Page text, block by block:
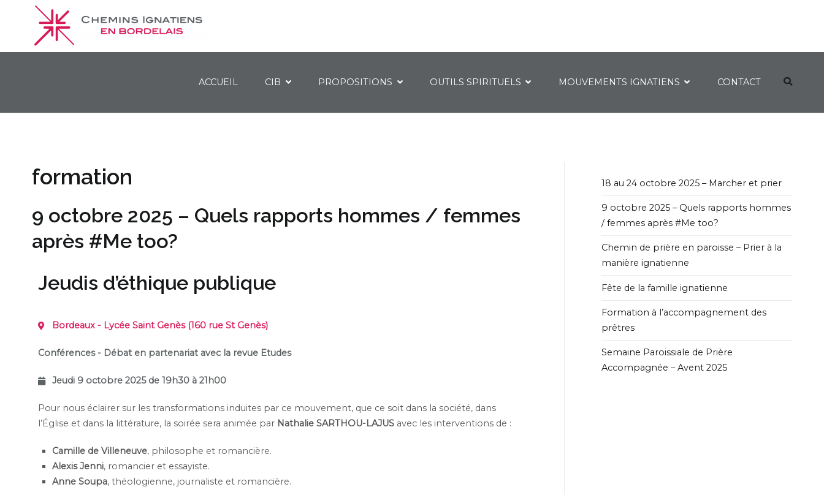
ACCUEIL CIB PROPOSITIONS OUTILS SPIRITUELS MOUVEMENTS IGNATIENS CONTACT
formation
9 octobre 2025 – Quels rapports hommes / femmes
après #Me too?
Jeudis d’éthique publique
Bordeaux - Lycée Saint Genès (160 rue St Genès)
Conférences - Débat en partenariat avec la revue Etudes
Jeudi 9 octobre 2025 de 19h30 à 21h00
Pour nous éclairer sur les transformations induites par ce mouvement, que ce soit dans la société, dans
l’Église et dans la littérature, la soirée sera animée par Nathalie SARTHOU-LAJUS avec les interventions de :
Camille de Villeneuve, philosophe et romancière.
Alexis Jenni, romancier et essayiste.
Anne Soupa, théologienne, journaliste et romancière.
18 au 24 octobre 2025 – Marcher et prier
9 octobre 2025 – Quels rapports hommes
/ femmes après #Me too?
Chemin de prière en paroisse – Prier à la
manière ignatienne
Fête de la famille ignatienne
Formation à l’accompagnement des
prêtres
Semaine Paroissiale de Prière
Accompagnée – Avent 2025